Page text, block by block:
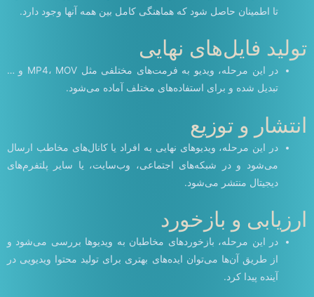
تا اطمینان حاصل شود که هماهنگی کامل بین همه آنها وجود دارد.
تولید فایل‌های نهایی
در این مرحله، ویدیو به فرمت‌های مختلفی مثل MP4، MOV و …
تبدیل شده و برای استفاده‌های مختلف آماده می‌شود.
انتشار و توزیع
در این مرحله، ویدیوهای نهایی به افراد یا کانال‌های مخاطب ارسال
می‌شود و در شبکه‌های اجتماعی، وب‌سایت، یا سایر پلتفرم‌های
دیجیتال منتشر می‌شود.
ارزیابی و بازخورد
در این مرحله، بازخوردهای مخاطبان به ویدیو‌ها بررسی می‌شود و
از طریق آن‌ها می‌توان ایده‌های بهتری برای تولید محتوا ویدیویی در
آینده پیدا کرد.